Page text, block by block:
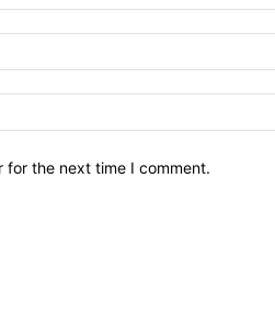
for the next time I comment.